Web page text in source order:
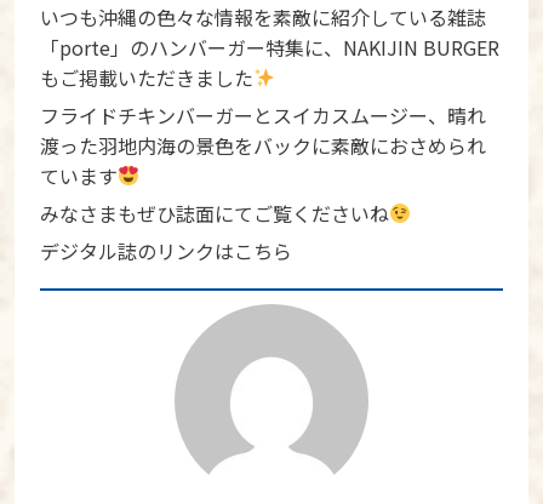
いつも沖縄の色々な情報を素敵に紹介している雑誌
「porte」のハンバーガー特集に、NAKIJIN BURGER
もご掲載いただきました
フライドチキンバーガーとスイカスムージー、晴れ
渡った羽地内海の景色をバックに素敵におさめられ
ています
みなさまもぜひ誌面にてご覧くださいね
デジタル誌のリンクはこちら